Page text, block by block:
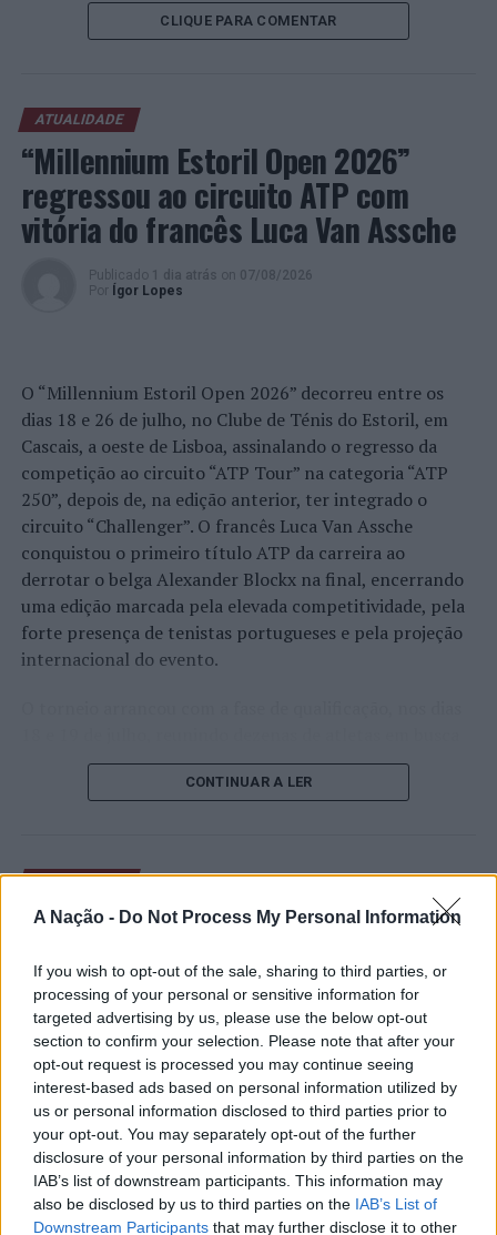
A Nação - Do Not Process My Personal Information
If you wish to opt-out of the sale, sharing to third parties, or
processing of your personal or sensitive information for
targeted advertising by us, please use the below opt-out
section to confirm your selection. Please note that after your
opt-out request is processed you may continue seeing
interest-based ads based on personal information utilized by
us or personal information disclosed to third parties prior to
your opt-out. You may separately opt-out of the further
disclosure of your personal information by third parties on the
IAB’s list of downstream participants. This information may
also be disclosed by us to third parties on the IAB’s List of
Downstream Participants that may further disclose it to other
Foi constituído arguido e prestou termo de identidade e
residência.
TÓPICOS RELACIONADOS:
AEROPORTO HUMBERTO DELGADO
CRIMINALIDADE
DESTAQUE LISBOA PSP
PRÓXIMO
Estudo sobre o tubarão-azul sublinha a importância da
proteção e da preservação dos canhões submarinos
NÃO PERCA
CLIQUE PARA COMENTAR
ATUALIDADE
“Millennium Estoril Open 2026”
regressou ao circuito ATP com
vitória do francês Luca Van Assche
Publicado 1 dia atrás on 07/08/2026
Por
Ígor Lopes
O “Millennium Estoril Open 2026” decorreu entre os
dias 18 e 26 de julho, no Clube de Ténis do Estoril, em
Cascais, a oeste de Lisboa, assinalando o regresso da
competição ao circuito “ATP Tour” na categoria “ATP
250”, depois de, na edição anterior, ter integrado o
circuito “Challenger”. O francês Luca Van Assche
conquistou o primeiro título ATP da carreira ao
derrotar o belga Alexander Blockx na final, encerrando
uma edição marcada pela elevada competitividade, pela
forte presença de tenistas portugueses e pela projeção
internacional do evento.
de um lugar no quadro principal. A cerimónia de
abertura contou com a presença do presidente da
início de uma competição que voltou a colocar o
ténis.
Apesar das desistências de última hora de jogadores
como Casper Ruud (Noruega), Alejandro Davidovich
Fokina (Espanha) e Matteo Arnaldi (Itália), a prova
apresentou um quadro competitivo de elevado nível,
liderado pelo russo Andrey Rublev, primeiro cabeça de
série, pelo italiano Luciano Darderi, pelo chileno
Alejandro Tabilo e pelo belga Alexander Blockx.
Um dos momentos mais aguardados da semana foi
também o regresso do suíço Stan Wawrinka ao Estoril,
integrado na digressão de despedida do antigo vencedor
CONTINUAR A LER
ATUALIDADE
Castelo Branco: “Bienal
Internacional de Artes e Ofícios”
promete afirmar artesanato,
património e inovação como
“motores de desenvolvimento
económico e cultural” do município
português
Publicado 1 dia atrás on 07/08/2026
Por Ígor Lopes